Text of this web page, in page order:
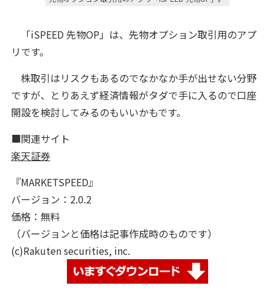
「iSPEED 先物OP」は、先物オプション取引用のアプ
リです。
株取引はリスクもあるのでなかなか手が出せない分野
ですが、とりあえず経済情報がタダで手に入るので口座
開設を検討してみるのもいいかもです。
■関連サイト
楽天証券
『MARKETSPEED』
バージョン：2.0.2
価格：無料
（バージョンと価格は記事作成時のものです）
(c)Rakuten securities, inc.